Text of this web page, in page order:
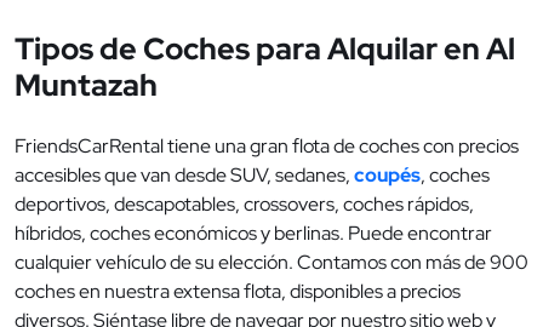
Tipos de Coches para Alquilar en Al
Muntazah
FriendsCarRental tiene una gran flota de coches con precios
accesibles que van desde SUV, sedanes,coupés, coches
deportivos, descapotables, crossovers, coches rápidos,
híbridos, coches económicos y berlinas. Puede encontrar
cualquier vehículo de su elección. Contamos con más de 900
coches en nuestra extensa flota, disponibles a precios
diversos. Siéntase libre de navegar por nuestro sitio web y